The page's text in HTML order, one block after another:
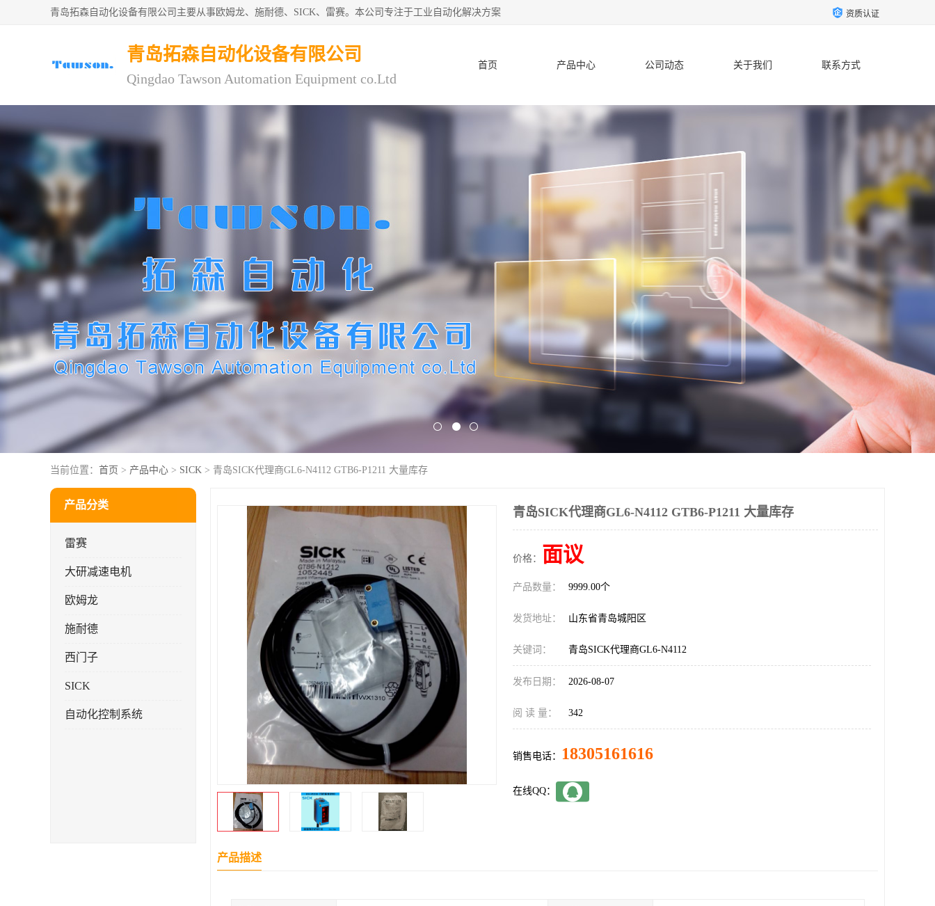
青岛拓森自动化设备有限公司主要从事欧姆龙、施耐德、SICK、雷赛。本公司专注于工业自动化解决方案 资质认证
青岛拓森自动化设备有限公司
Qingdao Tawson Automation Equipment co.Ltd
首页 产品中心 公司动态 关于我们 联系方式
当前位置： 首页 > 产品中心 > SICK > 青岛SICK代理商GL6-N4112 GTB6-P1211 大量库存
产品分类
雷赛
大研减速电机
欧姆龙
施耐德
西门子
SICK
自动化控制系统
青岛SICK代理商GL6-N4112 GTB6-P1211 大量库存
价格： 面议
产品数量： 9999.00个
发货地址： 山东省青岛城阳区
关键词： 青岛SICK代理商GL6-N4112
发布日期： 2026-08-07
阅 读 量： 342
销售电话： 18305161616
在线QQ：
产品描述